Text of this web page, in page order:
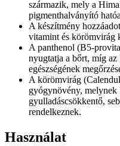
származik, mely a
pigmenthalványító
A készítmény
vitamint és körömvirág
A panthenol (B5-
nyugtatja a bőrt, míg
egészségének
A körömvirág
gyógynövény, melynek
gyulladáscsökkentő,
rendelkeznek.
Használat